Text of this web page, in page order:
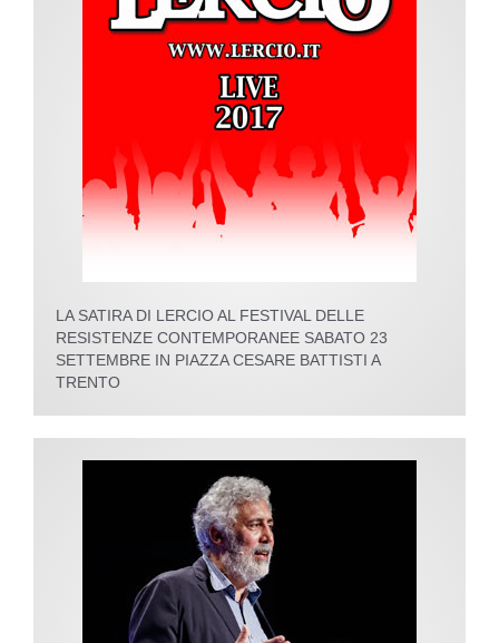
LA SATIRA DI LERCIO AL FESTIVAL DELLE
RESISTENZE CONTEMPORANEE SABATO 23
SETTEMBRE IN PIAZZA CESARE BATTISTI A
TRENTO